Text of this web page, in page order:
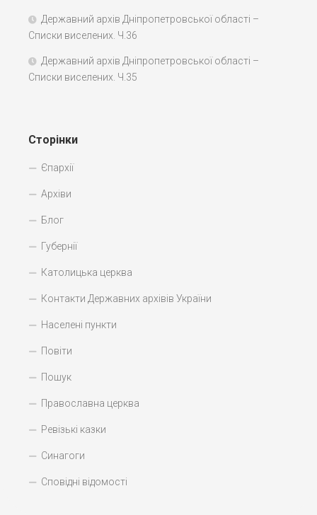
Державний архів Дніпропетровської області –
Списки виселених. Ч.36
Державний архів Дніпропетровської області –
Списки виселених. Ч.35
Сторінки
Єпархії
Архіви
Блог
Губернії
Католицька церква
Контакти Державних архівів України
Населені пункти
Повіти
Пошук
Православна церква
Ревізькі казки
Синагоги
Сповідні відомості